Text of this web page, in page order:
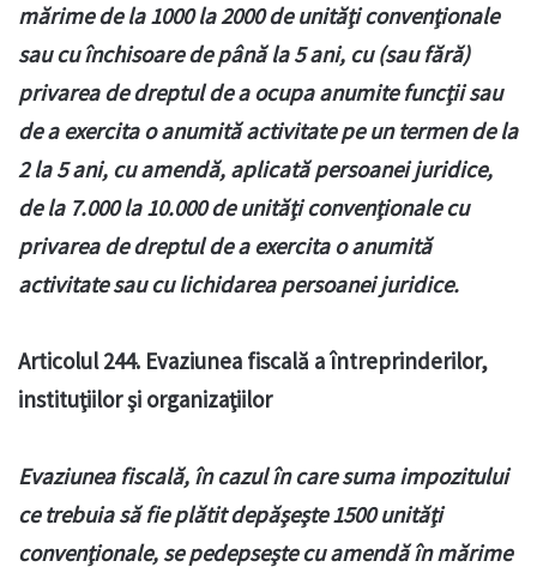
mărime de la 1000 la 2000 de unităţi convenţionale
sau cu închisoare de până la 5 ani, cu (sau fără)
privarea de dreptul de a ocupa anumite funcţii sau
de a exercita o anumită activitate pe un termen de la
2 la 5 ani, cu amendă, aplicată persoanei juridice,
de la 7.000 la 10.000 de unităţi convenţionale cu
privarea de dreptul de a exercita o anumită
activitate sau cu lichidarea persoanei juridice.
Articolul 244. Evaziunea fiscală a întreprinderilor,
instituţiilor şi organizaţiilor
Evaziunea fiscală, în cazul în care suma impozitului
ce trebuia să fie plătit depăşeşte 1500 unităţi
convenţionale, se pedepseşte cu amendă în mărime